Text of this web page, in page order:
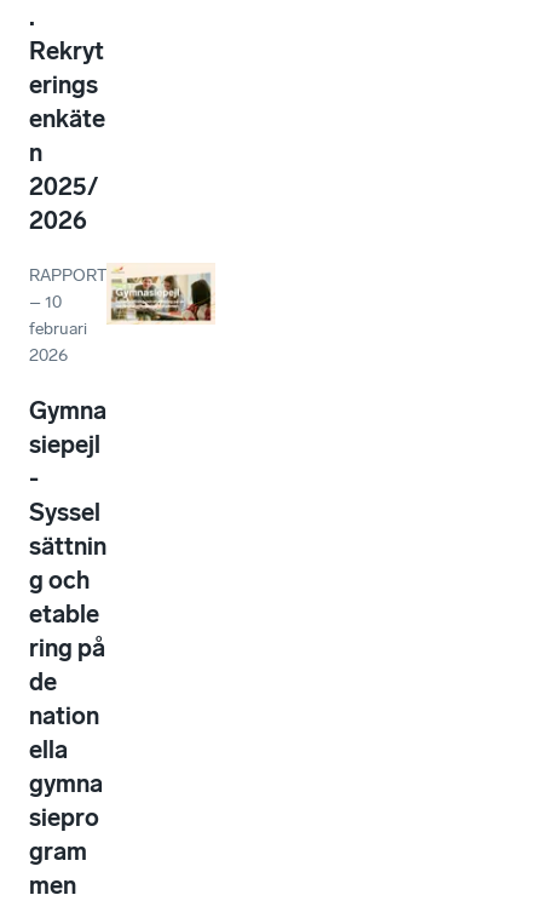
.
Rekryt
erings
enkäte
n
2025/
2026
RAPPORT
–10
februari
2026
Gymna
siepejl
-
Syssel
sättnin
g och
etable
ring på
de
nation
ella
gymna
siepro
gram
men